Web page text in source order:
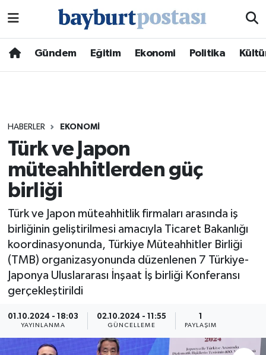
Gündem Eğitim Ekonomi Politika
HABERLER EKONOMI
Türk ve Japon
müteahhitlerden güç
birliği
Türk ve Japon müteahhitlik firmaları arasında iş
birliğinin geliştirilmesi amacıyla Ticaret Bakanlığı
koordinasyonunda, Türkiye Müteahhitler Birliği
(TMB) organizasyonunda düzenlenen 7 Türkiye-
Japonya Uluslararası İnşaat İş birliği Konferansı
gerçekleştirildi
01.10.2024 - 18:03
YAYINLANMA
02.10.2024 - 11:55
GÜNCELLEME
1
PAYLAŞIM
Hava Durumu
Süper Lig Puan Durumu ve Fikstür
Tüm Manşetler
Son Dakika Haberleri
Haber Arşivi